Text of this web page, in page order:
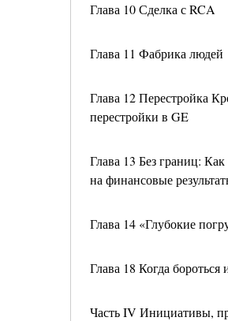
Глава 10 Сделка с RCA
Глава 11 Фабрика людей
Глава 12 Перестройка
перестройки в GE
Глава 13 Без границ:
на финансовые
Глава 14 «Глубокие
Глава 18 Когда бороться
Часть IV Инициативы,